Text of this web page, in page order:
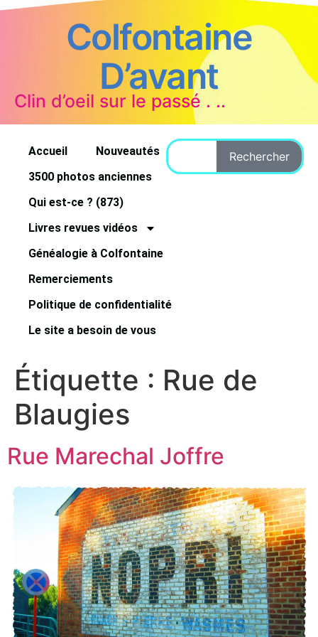
Colfontaine
D’avant
Clin d’oeil sur le passé . ..
Accueil
Nouveautés
3500 photos anciennes
Qui est-ce ? (873)
Livres revues vidéos
Généalogie à Colfontaine
Remerciements
Politique de confidentialité
Le site a besoin de vous
Rechercher
Étiquette : Rue de
Blaugies
Rue Marechal Joffre